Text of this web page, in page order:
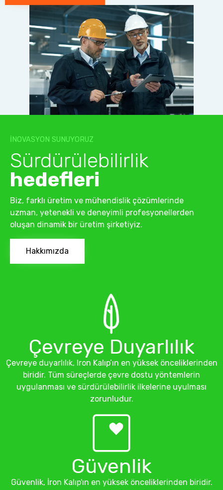
İNOVASYON SUNUYORUZ
Sürdürülebilirlik
hedefleri
Biz, farklı üretim ve mühendislik çözümlerinde
uzman, yetenekli ve deneyimli profesyonellerden
oluşan dinamik bir üretim şirketiyiz.
Hakkımızda
Çevreye Duyarlılık
Çevreye duyarlılık, Iron Kalıp’ın en yüksek önceliklerinden
biridir. Tüm süreçlerde çevre dostu yöntemlerin
uygulanması ve sürdürülebilirlik ilkelerine uyulması
zorunludur.
Güvenlik
Güvenlik, İron Kalıp'ın en yüksek önceliklerinden biridir.